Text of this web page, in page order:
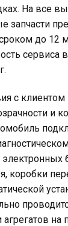
На все
запчасти
до 12
сервиса
с
и
электронных
коробки
агрегатов